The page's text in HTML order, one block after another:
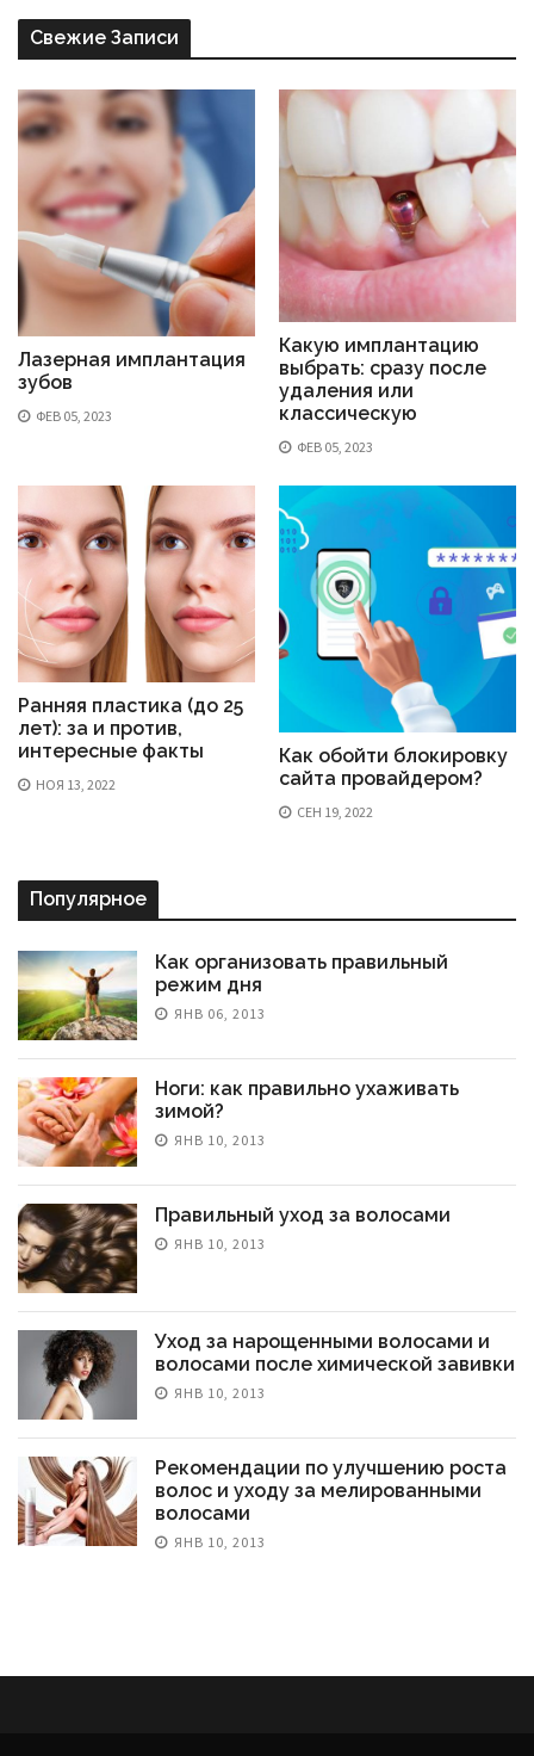
Свежие Записи
Лазерная имплантация
зубов
ФЕВ 05, 2023
Какую имплантацию
выбрать: сразу после
удаления или
классическую
ФЕВ 05, 2023
Ранняя пластика (до 25
лет): за и против,
интересные факты
НОЯ 13, 2022
Как обойти блокировку
сайта провайдером?
СЕН 19, 2022
Популярное
Как организовать правильный
режим дня
ЯНВ 06, 2013
Ноги: как правильно ухаживать
зимой?
ЯНВ 10, 2013
Правильный уход за волосами
ЯНВ 10, 2013
Уход за нарощенными волосами и
волосами после химической завивки
ЯНВ 10, 2013
Рекомендации по улучшению роста
волос и уходу за мелированными
волосами
ЯНВ 10, 2013